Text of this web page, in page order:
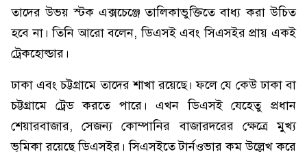
তাদের উভয় স্টক এক্সচেঞ্জে তালিকাভুক্তিতে বাধ্য করা উচিত
হবে না। তিনি আরো বলেন, ডিএসই এবং সিএসইর প্রায় একই
ট্রেকহোল্ডার।
ঢাকা এবং চট্টগ্রামে তাদের শাখা রয়েছে। ফলে যে কেউ ঢাকা বা
চট্টগ্রামে ট্রেড করতে পারে। এখন ডিএসই যেহেতু প্রধান
শেয়ারবাজার, সেজন্য কোম্পানির বাজারদরের ক্ষেত্রে মুখ্য
ভূমিকা রয়েছে ডিএসইর। সিএসইতে টার্নওভার কম উল্লেখ করে